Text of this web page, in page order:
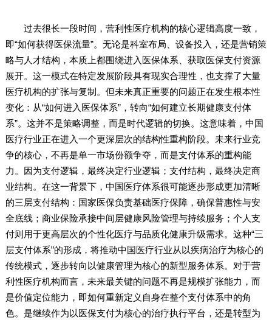
过去很长一段时间，营利性医疗机构的核心逻辑高度一致，
即“如何获得医保流量”。无论是科室布局、设备投入，还是营销策
略与人才结构，本质上都围绕进入医保体系、获取医保支付资源
展开。这一模式在特定发展阶段具有现实合理性，也支撑了大量
医疗机构的扩张与复制。但未来真正重要的问题正在发生根本性
变化：从“如何进入医保体系”，转向“如何建立长期健康支付体
系”。这并不是策略调整，而是时代逻辑的切换。这意味着，中国
医疗行业正在进入一个更深层次的结构性重构阶段。未来行业竞
争的核心，不再是单一市场份额争夺，而是支付体系的重构能
力。因为支付逻辑，最终决定行业逻辑；支付结构，最终决定商
业结构。在这一背景下，中国医疗体系很可能逐步形成更加清晰
的三层支付结构：国家医保负责基础医疗保障，确保普惠性与安
全底线；商业保险承接中间层健康风险管理与持续服务；个人支
付则用于更高层次的个性化医疗与品质化健康升级需求。这种“三
层支付体系”的形成，将推动中国医疗行业从以疾病治疗为核心的
传统模式，逐步转向以健康管理为核心的新型服务体系。对于营
利性医疗机构而言，未来最关键的问题不再是规模扩张能力，而
是价值定位能力，即如何重新定义自身在整个支付体系中的角
色。是继续作为以医保支付为核心的治疗执行平台，还是转型为